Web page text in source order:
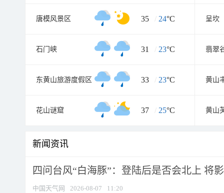
唐模风景区 35 / 24°C 呈坎
石门峡 31 / 23°C 翡翠
东黄山旅游度假区 33 / 23°C 黄山
花山谜窟 37 / 25°C 黄山
新闻资讯
四问台风“白海豚”：登陆后是否会北上 将
中国天气网 2026-08-07 11:20